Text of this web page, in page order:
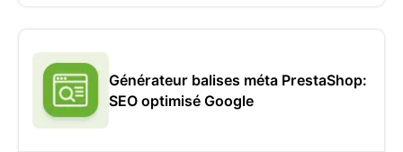
Générateur balises méta PrestaShop:
SEO optimisé Google